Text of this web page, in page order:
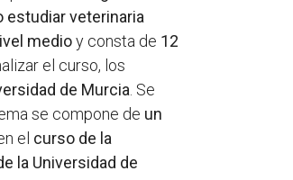
estudiar veterinaria
medioy consta de 12
el curso, los
de Murcia . Se
se compone de un
el curso de la
la Universidad de